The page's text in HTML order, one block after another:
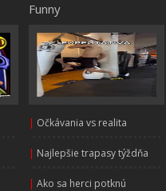
Funny
| Očkávania vs realita
| Najlepšie trapasy týždňa
| Ako sa herci potknú